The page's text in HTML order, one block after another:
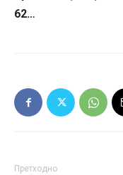
62…
Претходно